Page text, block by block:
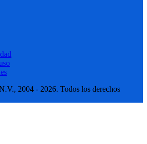
2004 - 2026. Todos los derechos